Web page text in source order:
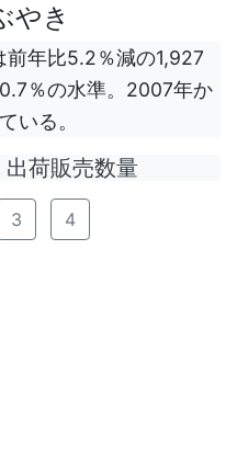
やき
年比5.2％減の1,927
％の水準。2007年か
いる。
荷販売数量
3 4